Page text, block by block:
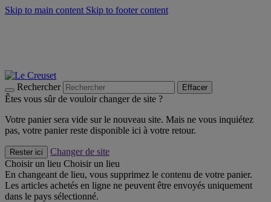
Skip to main content Skip to footer content
Rechercher Effacer
Êtes vous sûr de vouloir changer de site ?
Votre panier sera vide sur le nouveau site. Mais ne vous inquiétez
pas, votre panier reste disponible ici à votre retour.
Rester ici
Changer de site
Choisir un lieu Choisir un lieu
En changeant de lieu, vous supprimez le contenu de votre panier.
Les articles achetés en ligne ne peuvent être envoyés uniquement
dans le pays sélectionné.